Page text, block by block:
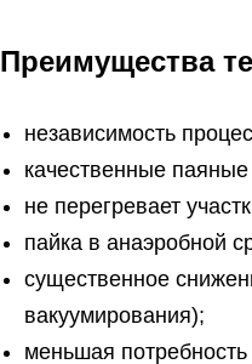
Преимущества
независимость
качественные
не перегревает
пайка в анаэробной
существенное
вакуумирования);
меньшая